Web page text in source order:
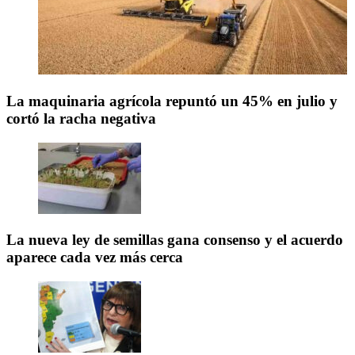
La maquinaria agrícola repuntó un 45% en julio y
cortó la racha negativa
La nueva ley de semillas gana consenso y el acuerdo
aparece cada vez más cerca